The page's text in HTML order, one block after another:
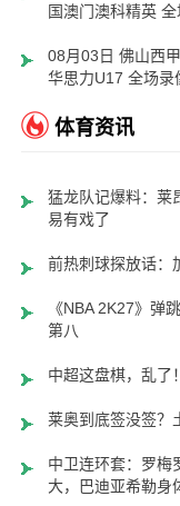
国澳门澳科精英
08月03日 佛山西
华思力U17 全场录
体育资讯
猛龙队记爆料：莱
易有戏了
前热刺球探放话：
《NBA 2K27》弹
第八
中超这盘棋，乱了
莱奥到底签没签？
中卫连环套：罗梅
大，巴迪亚希勒身